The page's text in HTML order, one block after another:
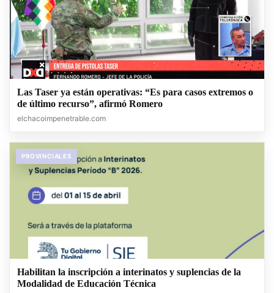
Las Taser ya están operativas: “Es para casos extremos o
de último recurso”, afirmó Romero
elchacoimpenetrable.com
PROVINCIALES
Habilitan la inscripción a interinatos y suplencias de la
Modalidad de Educación Técnica